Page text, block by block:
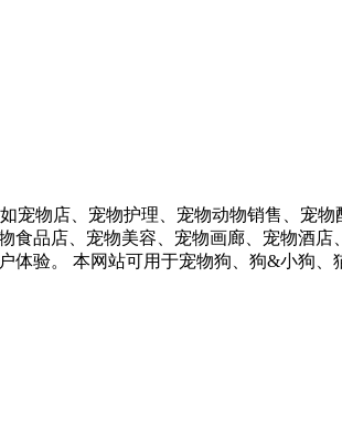
宠物店、宠物护理、宠物动物销售、宠
品店、宠物美容、宠物画廊、宠物酒
验。 本网站可用于宠物狗、狗&小狗